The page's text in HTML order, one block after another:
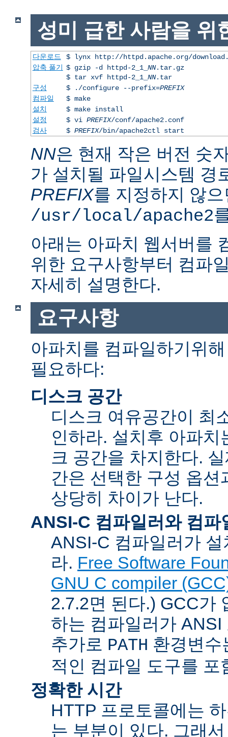
성미 급한 사람을 위
다운로드
$ lynx http://httpd.apache.org/
압축 풀기 $ gzip -d httpd-2_1_ NN.tar.gz
$ tar xvf httpd-2_1_ NN.tar
구성
$ ./configure --prefix=PREFIX
컴파일
$ make
설치
$ make install
설정
$ vi PREFIX/conf/apache2.conf
검사
$ PREFIX/bin/apache2ctl start
NN은 현재 작은 버전 숫
가 설치될 파일시스템 경
PREFIX를 지정하지 않
/usr/local/apache2
아래는 아파치 웹서버를
위한 요구사항부터 컴파
자세히 설명한다.
요구사항
아파치를 컴파일하기위
필요하다:
디스크 공간
디스크 여유공간이 최
인하라. 설치후 아파
크 공간을 차지한다.
간은 선택한 구성 옵
상당히 차이가 난다.
ANSI-C 컴파일러와 컴파
ANSI-C 컴파일러가
라. Free Software
GNU C compiler
2.7.2면 된다.) GCC가
하는 컴파일러가
추가로 PATH 환경변
적인 컴파일 도구를 포
정확한 시간
HTTP 프로토콜에는
는 부분이 있다. 그래